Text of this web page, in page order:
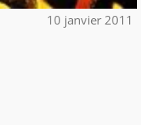
10 janvier 2011